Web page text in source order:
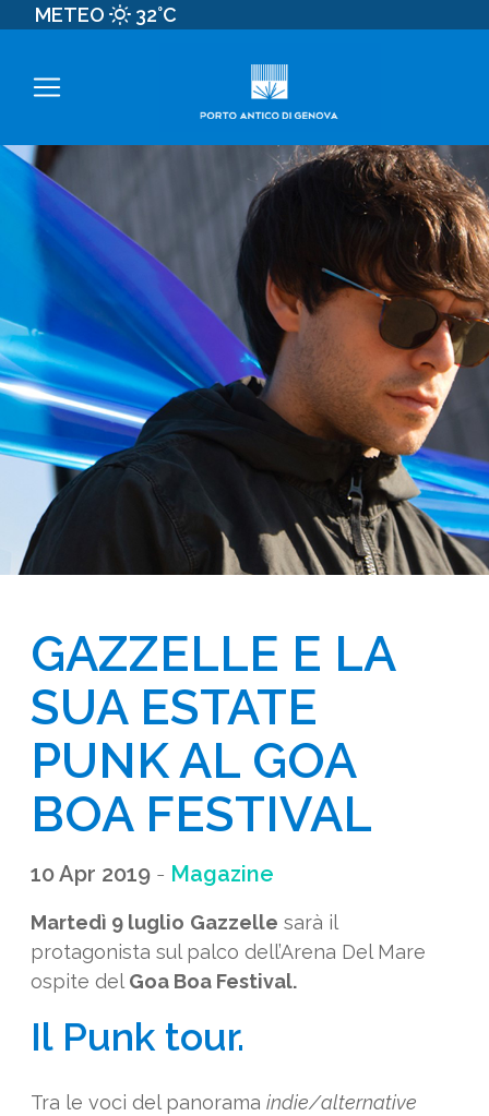
METEO 32°C
GAZZELLE E LA
SUA ESTATE
PUNK AL GOA
BOA FESTIVAL
10 Apr 2019 - Magazine
Martedì 9 luglio Gazzelle sarà il
protagonista sul palco dell’Arena Del Mare
ospite del Goa Boa Festival.
Il Punk tour.
Tra le voci del panorama indie/alternative